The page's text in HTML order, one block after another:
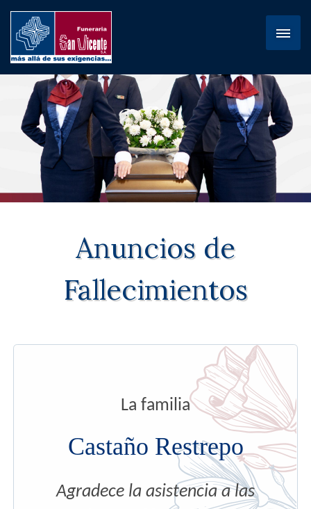
Anuncios de
Fallecimientos
La familia
Castaño Restrepo
Agradece la asistencia a las